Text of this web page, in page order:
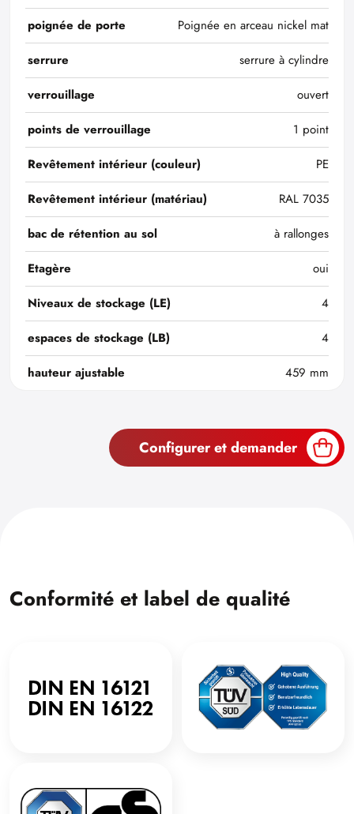
poignée de porte
Poignée en arceau nickel mat
serrure
serrure à cylindre
verrouillage
ouvert
points de verrouillage
1 point
Revêtement intérieur (couleur)
PE
Revêtement intérieur (matériau)
RAL 7035
bac de rétention au sol
à rallonges
Etagère
oui
Niveaux de stockage (LE)
4
espaces de stockage (LB)
4
hauteur ajustable
459 mm
Configurer et demander
Conformité et label de qualité